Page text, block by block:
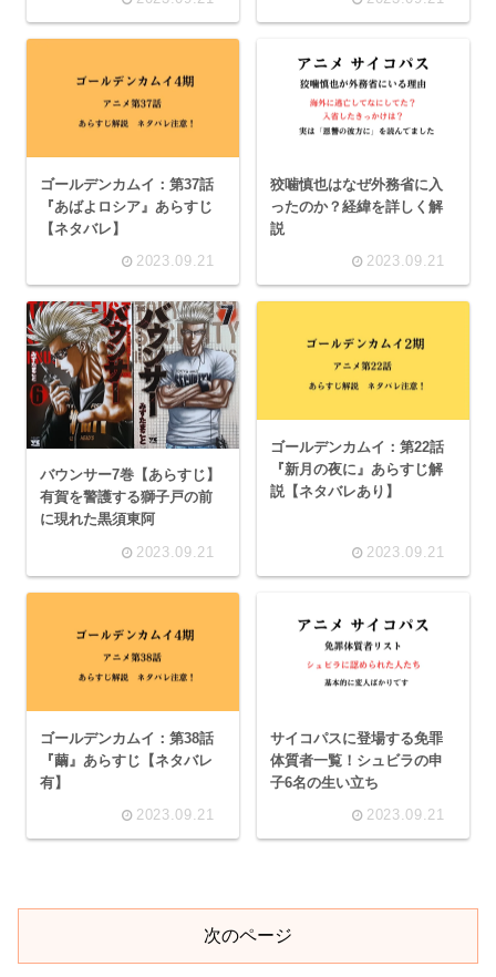
ゴールデンカムイ：第37話
『あばよロシア』あらすじ
【ネタバレ】
2023.09.21
狡噛慎也はなぜ外務省に入
ったのか？経緯を詳しく解
説
2023.09.21
バウンサー7巻【あらすじ】
有賀を警護する獅子戸の前
に現れた黒須東阿
2023.09.21
ゴールデンカムイ：第22話
『新月の夜に』あらすじ解
説【ネタバレあり】
2023.09.21
ゴールデンカムイ：第38話
『繭』あらすじ【ネタバレ
有】
2023.09.21
サイコパスに登場する免罪
体質者一覧！シュビラの申
子6名の生い立ち
2023.09.21
次のページ